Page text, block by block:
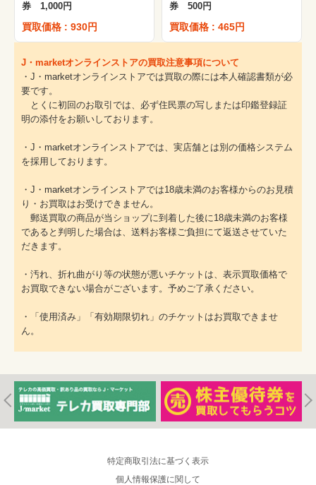
券 1,000円
買取価格 : 930円
券 500円
買取価格 : 465円
J・marketオンラインストアの買取注意事項について
・J・marketオンラインストアでは買取の際には本人確認書類が必
要です。
とくに初回のお取引では、必ず住民票の写しまたは印鑑登録証
明の添付をお願いしております。
・J・marketオンラインストアでは、実店舗とは別の価格システム
を採用しております。
・J・marketオンラインストアでは18歳未満のお客様からのお見積
り・お買取はお受けできません。
郵送買取の商品が当ショップに到着した後に18歳未満のお客様
であると判明した場合は、送料お客様ご負担にて返送させていた
だきます。
・汚れ、折れ曲がり等の状態が悪いチケットは、表示買取価格で
お買取できない場合がございます。予めご了承ください。
・「使用済み」「有効期限切れ」のチケットはお買取できませ
ん。
特定商取引法に基づく表示
個人情報保護に関して